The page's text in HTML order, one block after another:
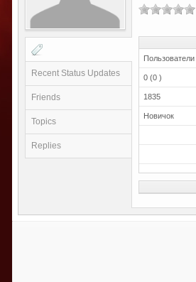
Recent Status Updates
Friends
Topics
Replies
Пользователи
0 (0 )
1835
Новичок